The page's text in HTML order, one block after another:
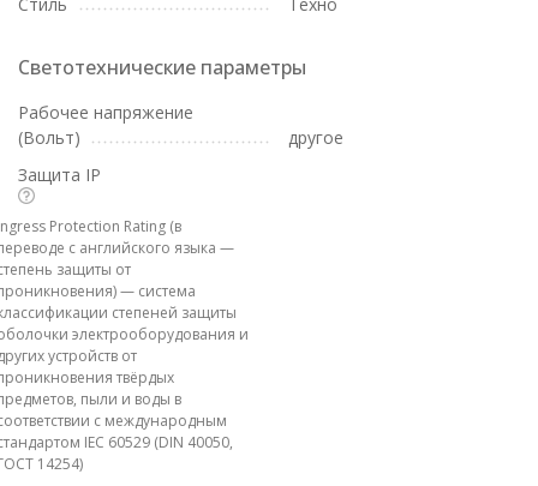
Светотехнические параметры
Рабочее напряжение
(Вольт)
другое
Защита IP
Protection Rating (в
с английского языка —
защиты от
— система
степеней защиты
электрооборудования и
устройств от
твёрдых
пыли и воды в
с международным
IEC 60529 (DIN 40050,
14254)